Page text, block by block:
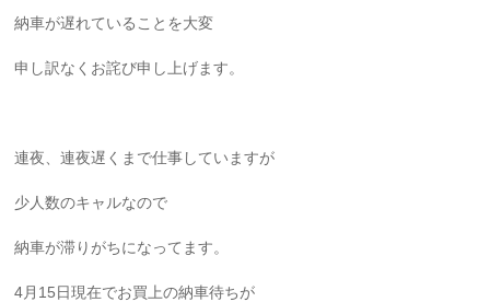
納車が遅れていることを大変
申し訳なくお詫び申し上げます。
連夜、連夜遅くまで仕事していますが
少人数のキャルなので
納車が滞りがちになってます。
4月15日現在でお買上の納車待ちが